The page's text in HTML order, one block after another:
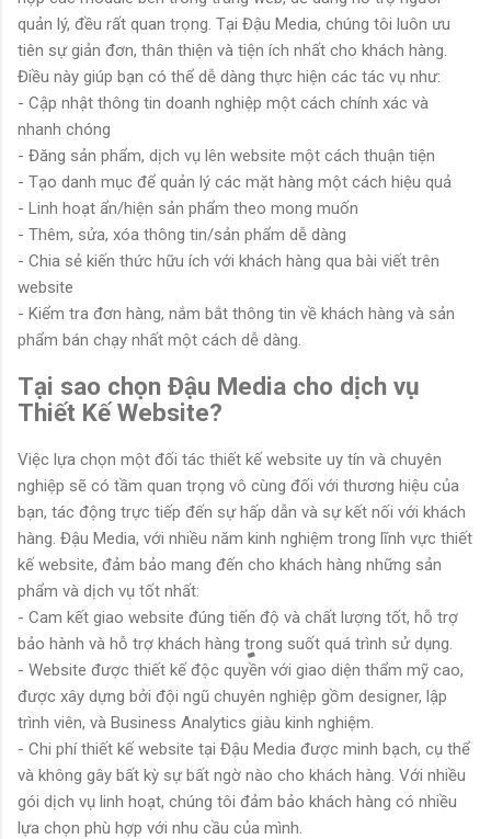
quản lý, đều rất quan trọng. Tại Đậu Media, chúng tôi luôn ưu
tiên sự giản đơn, thân thiện và tiện ích nhất cho khách hàng.
Điều này giúp bạn có thể dễ dàng thực hiện các tác vụ như:
- Cập nhật thông tin doanh nghiệp một cách chính xác và
nhanh chóng
- Đăng sản phẩm, dịch vụ lên website một cách thuận tiện
- Tạo danh mục để quản lý các mặt hàng một cách hiệu quả
- Linh hoạt ẩn/hiện sản phẩm theo mong muốn
- Thêm, sửa, xóa thông tin/sản phẩm dễ dàng
- Chia sẻ kiến thức hữu ích với khách hàng qua bài viết trên
website
- Kiểm tra đơn hàng, nắm bắt thông tin về khách hàng và sản
phẩm bán chạy nhất một cách dễ dàng.
Tại sao chọn Đậu Media cho dịch vụ
Thiết Kế Website?
Việc lựa chọn một đối tác thiết kế website uy tín và chuyên
nghiệp sẽ có tầm quan trọng vô cùng đối với thương hiệu của
bạn, tác động trực tiếp đến sự hấp dẫn và sự kết nối với khách
hàng. Đậu Media, với nhiều năm kinh nghiệm trong lĩnh vực thiết
kế website, đảm bảo mang đến cho khách hàng những sản
phẩm và dịch vụ tốt nhất:
- Cam kết giao website đúng tiến độ và chất lượng tốt, hỗ trợ
bảo hành và hỗ trợ khách hàng trong suốt quá trình sử dụng.
- Website được thiết kế độc quyền với giao diện thẩm mỹ cao,
được xây dựng bởi đội ngũ chuyên nghiệp gồm designer, lập
trình viên, và Business Analytics giàu kinh nghiệm.
- Chi phí thiết kế website tại Đậu Media được minh bạch, cụ thể
và không gây bất kỳ sự bất ngờ nào cho khách hàng. Với nhiều
gói dịch vụ linh hoạt, chúng tôi đảm bảo khách hàng có nhiều
lựa chọn phù hợp với nhu cầu của mình.